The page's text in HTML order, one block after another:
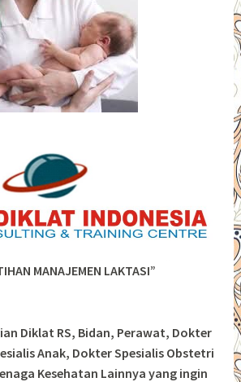
MANAJEMEN LAKTASI”
Diklat RS, Bidan, Perawat, Dokter
Anak, Dokter Spesialis Obstetri
Kesehatan Lainnya yang ingin